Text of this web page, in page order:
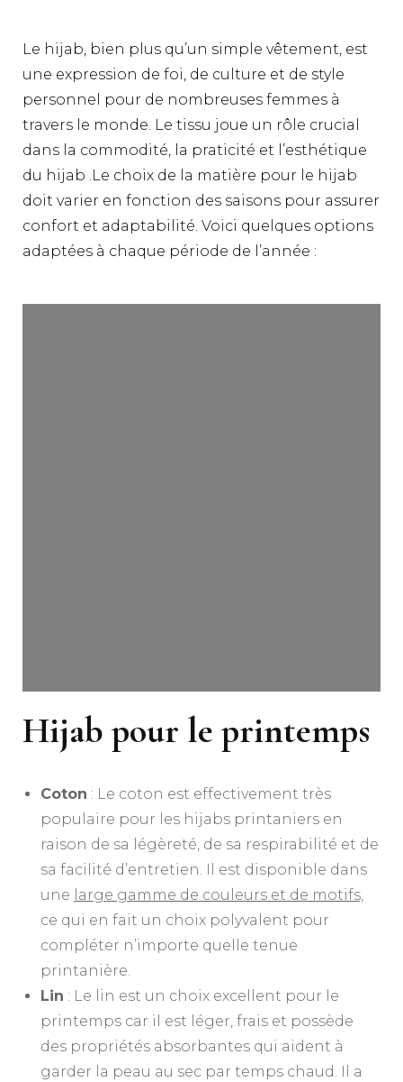
de
hijab
en
fonction
des
saisons
?
Le hijab, bien plus qu’un simple vêtement, est
une expression de foi, de culture et de style
personnel pour de nombreuses femmes à
travers le monde. Le tissu joue un rôle crucial
dans la commodité, la praticité et l’esthétique
du hijab .Le choix de la matière pour le hijab
doit varier en fonction des saisons pour assurer
confort et adaptabilité. Voici quelques options
adaptées à chaque période de l’année :
Hijab pour le printemps
Coton : Le coton est effectivement très
populaire pour les hijabs printaniers en
raison de sa légèreté, de sa respirabilité et de
sa facilité d’entretien. Il est disponible dans
une large gamme de couleurs et de motifs,
ce qui en fait un choix polyvalent pour
compléter n’importe quelle tenue
printanière.
Lin : Le lin est un choix excellent pour le
printemps car il est léger, frais et possède
des propriétés absorbantes qui aident à
garder la peau au sec par temps chaud. Il a